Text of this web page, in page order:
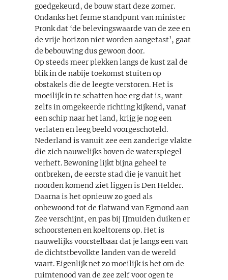
goedgekeurd, de bouw start deze zomer.
Ondanks het ferme standpunt van minister
Pronk dat ‘de belevingswaarde van de zee en
de vrije horizon niet worden aangetast’, gaat
de bebouwing dus gewoon door.
Op steeds meer plekken langs de kust zal de
blik in de nabije toekomst stuiten op
obstakels die de leegte verstoren. Het is
moeilijk in te schatten hoe erg dat is, want
zelfs in omgekeerde richting kijkend, vanaf
een schip naar het land, krijg je nog een
verlaten en leeg beeld voorgeschoteld.
Nederland is vanuit zee een zanderige vlakte
die zich nauwelijks boven de waterspiegel
verheft. Bewoning lijkt bijna geheel te
ontbreken, de eerste stad die je vanuit het
noorden komend ziet liggen is Den Helder.
Daarna is het opnieuw zo goed als
onbewoond tot de flatwand van Egmond aan
Zee verschijnt, en pas bij IJmuiden duiken er
schoorstenen en koeltorens op. Het is
nauwelijks voorstelbaar dat je langs een van
de dichtstbevolkte landen van de wereld
vaart. Eigenlijk net zo moeilijk is het om de
ruimtenood van de zee zelf voor ogen te